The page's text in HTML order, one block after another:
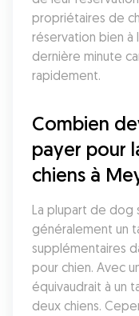
propriétaires de
réservation bien à
dernière minute
rapidement.
Combien
payer pour
chiens à
La plupart de dog
généralement un
supplémentaires
pour chien. Avec
équivaudrait à un
deux chiens.